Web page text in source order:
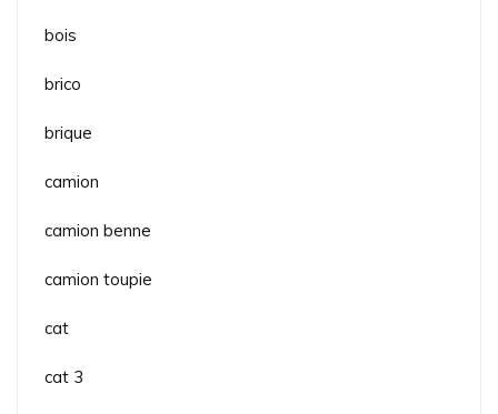
bois
brico
brique
camion
camion benne
camion toupie
cat
cat 3